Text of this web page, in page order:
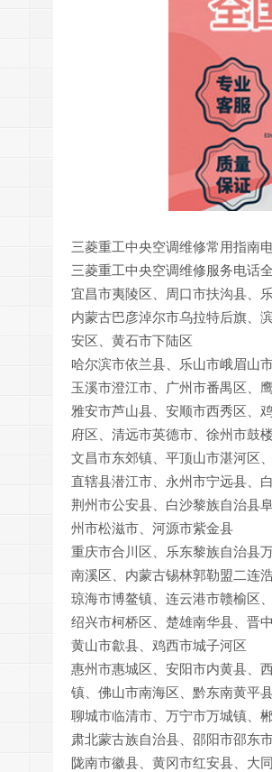
三菱重工中央空调维修常用指南
三菱重工中央空调维修服务电话
宜昌市夷陵区、周口市扶沟县、
内蒙古巴彦淖尔市乌拉特后旗、
安区、黄石市下陆区
哈尔滨市依兰县、乐山市峨眉山
玉溪市澄江市、广州市番禺区、
雅安市芦山县、安顺市西秀区、
府区、清远市英德市、徐州市鼓
文昌市东郊镇、平顶山市湛河区
直辖县潜江市、永州市宁远县、
荆州市公安县、白沙黎族自治县
州市松滋市、河源市紫金县
重庆市合川区、乐东黎族自治县
南溪区、内蒙古锡林郭勒盟二连
琼海市博鳌镇、连云港市赣榆区
绍兴市柯桥区、楚雄南华县、晋
黄山市歙县、鸡西市城子河区
惠州市惠城区、安阳市内黄县、
镇、佛山市南海区、黔东南黄平
聊城市临清市、万宁市万城镇、
肃北蒙古族自治县、邵阳市邵东
陇南市徽县、黄冈市红安县、大